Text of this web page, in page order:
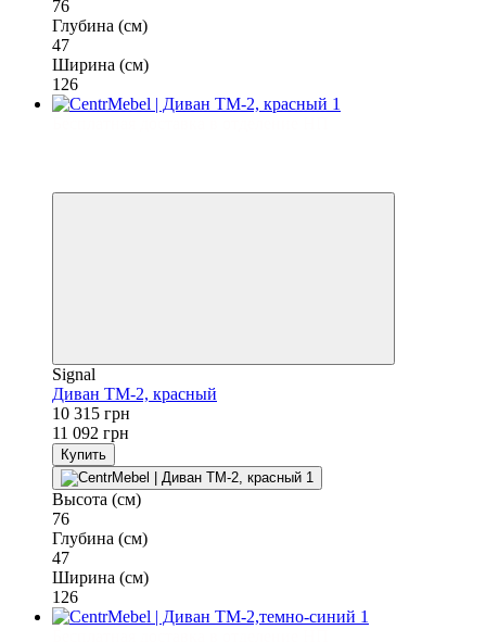
76
Глубина (см)
47
Ширина (см)
126
Signal
Диван TM-2, красный
10 315 грн
11 092 грн
Купить
Высота (см)
76
Глубина (см)
47
Ширина (см)
126